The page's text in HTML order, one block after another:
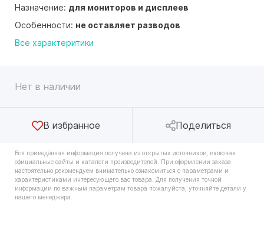
Назначение: для мониторов и дисплеев
Особенности: не оставляет разводов
Все характеритики
Нет в наличии
В избранное Поделиться
Вся приведённая информация получена из открытых источников, включая
официальные сайты и каталоги производителей. При оформлении заказа
настоятельно рекомендуем внимательно ознакомиться с параметрами и
характеристиками интересующего вас товара. Для получения точной
информации по важным параметрам товара пожалуйста, уточняйте детали у
нашего менеджера.